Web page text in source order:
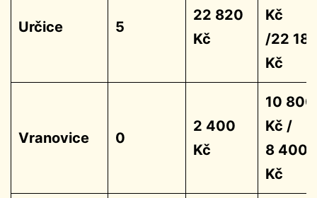
Určice 5
22 820
Kč
Kč
/22
Kč
Vranovice 0
2 400
Kč
10 800
Kč /
8 400
Kč